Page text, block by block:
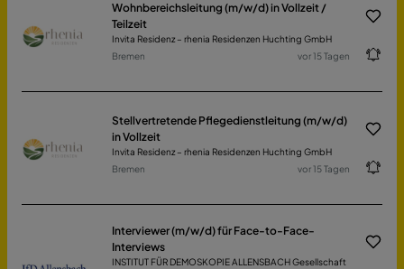
Wohnbereichsleitung (m/w/d) in Vollzeit /
Teilzeit
Invita Residenz – rhenia Residenzen Huchting GmbH
Bremen
vor 15 Tagen
Stellvertretende Pflegedienstleitung (m/w/d)
in Vollzeit
Invita Residenz – rhenia Residenzen Huchting GmbH
Bremen
vor 15 Tagen
Interviewer (m/w/d) für Face-to-Face-
Interviews
INSTITUT FÜR DEMOSKOPIE ALLENSBACH Gesellschaft